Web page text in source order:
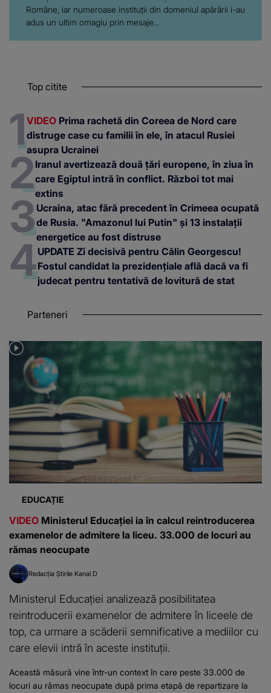
Române, iar numeroase instituții din domeniul apărării i-au
adus un ultim omagiu prin mesaje...
Top citite
VIDEO Prima rachetă din Coreea de Nord care
distruge case cu familii în ele, în atacul Rusiei
asupra Ucrainei
Iranul avertizează două țări europene, în ziua în
care Egiptul intră în conflict. Război tot mai
extins
Ucraina, atac fără precedent în Crimeea ocupată
de Rusia. "Amazonul lui Putin" și 13 instalații
energetice au fost distruse
UPDATE Zi decisivă pentru Călin Georgescu!
Fostul candidat la prezidențiale află dacă va fi
judecat pentru tentativă de lovitură de stat
Parteneri
EDUCAȚIE
VIDEO Ministerul Educației ia în calcul reintroducerea
examenelor de admitere la liceu. 33.000 de locuri au
rămas neocupate
Redacția Știrile Kanal D
Ministerul Educației analizează posibilitatea
reintroducerii examenelor de admitere în liceele de
top, ca urmare a scăderii semnificative a mediilor cu
care elevii intră în aceste instituții.
Această măsură vine într-un context în care peste 33.000 de
locuri au rămas neocupate după prima etapă de repartizare la